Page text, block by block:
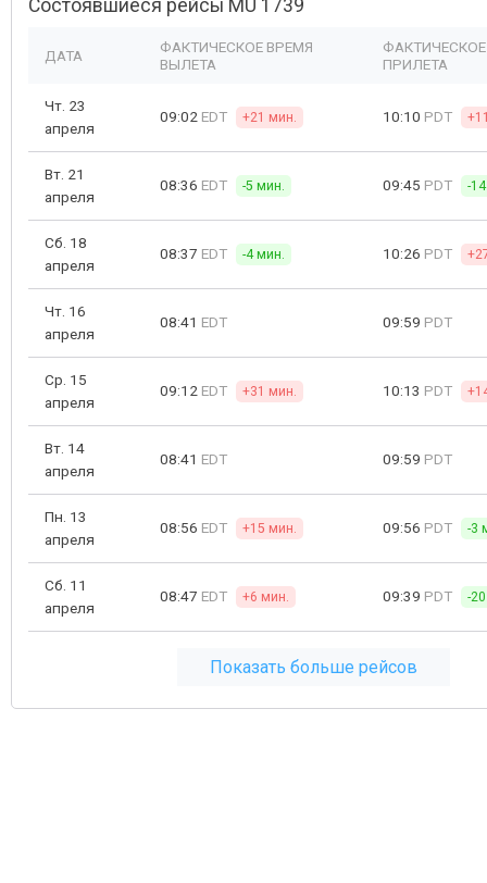
Состоявшиеся рейсы MU 1739
ДАТА
ФАКТИЧЕСКОЕ ВРЕМЯ
ВЫЛЕТА
ПРИЛЕТА
Чт. 23
апреля
09:02 EDT +21 мин. 10:10 PDT
Вт. 21
апреля
08:36 EDT -5 мин. 09:45 PDT -
Сб. 18
апреля
08:37 EDT -4 мин. 10:26 PDT
Чт. 16
апреля
08:41 EDT 09:59 PDT
Ср. 15
апреля
09:12 EDT +31 мин. 10:13 PDT
Вт. 14
апреля
08:41 EDT 09:59 PDT
Пн. 13
апреля
08:56 EDT +15 мин. 09:56 PDT -3
Сб. 11
апреля
08:47 EDT +6 мин. 09:39 PDT -
Показать больше рейсов